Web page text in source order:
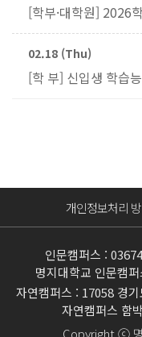
[학부·대학원] 2026
02.18 (Thu)
[학 부] 신입생 학습
개인정보처리
인문캠퍼스 :
명지대학교 인문캠
자연캠퍼스 : 17058 경
자연캠퍼스 함
Copyright ⓒ